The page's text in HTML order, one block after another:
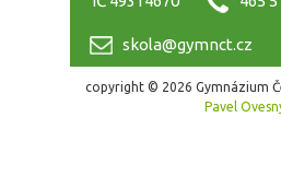
skola@gymnct.cz
copyright © 2026 Gymnázium
Pavel